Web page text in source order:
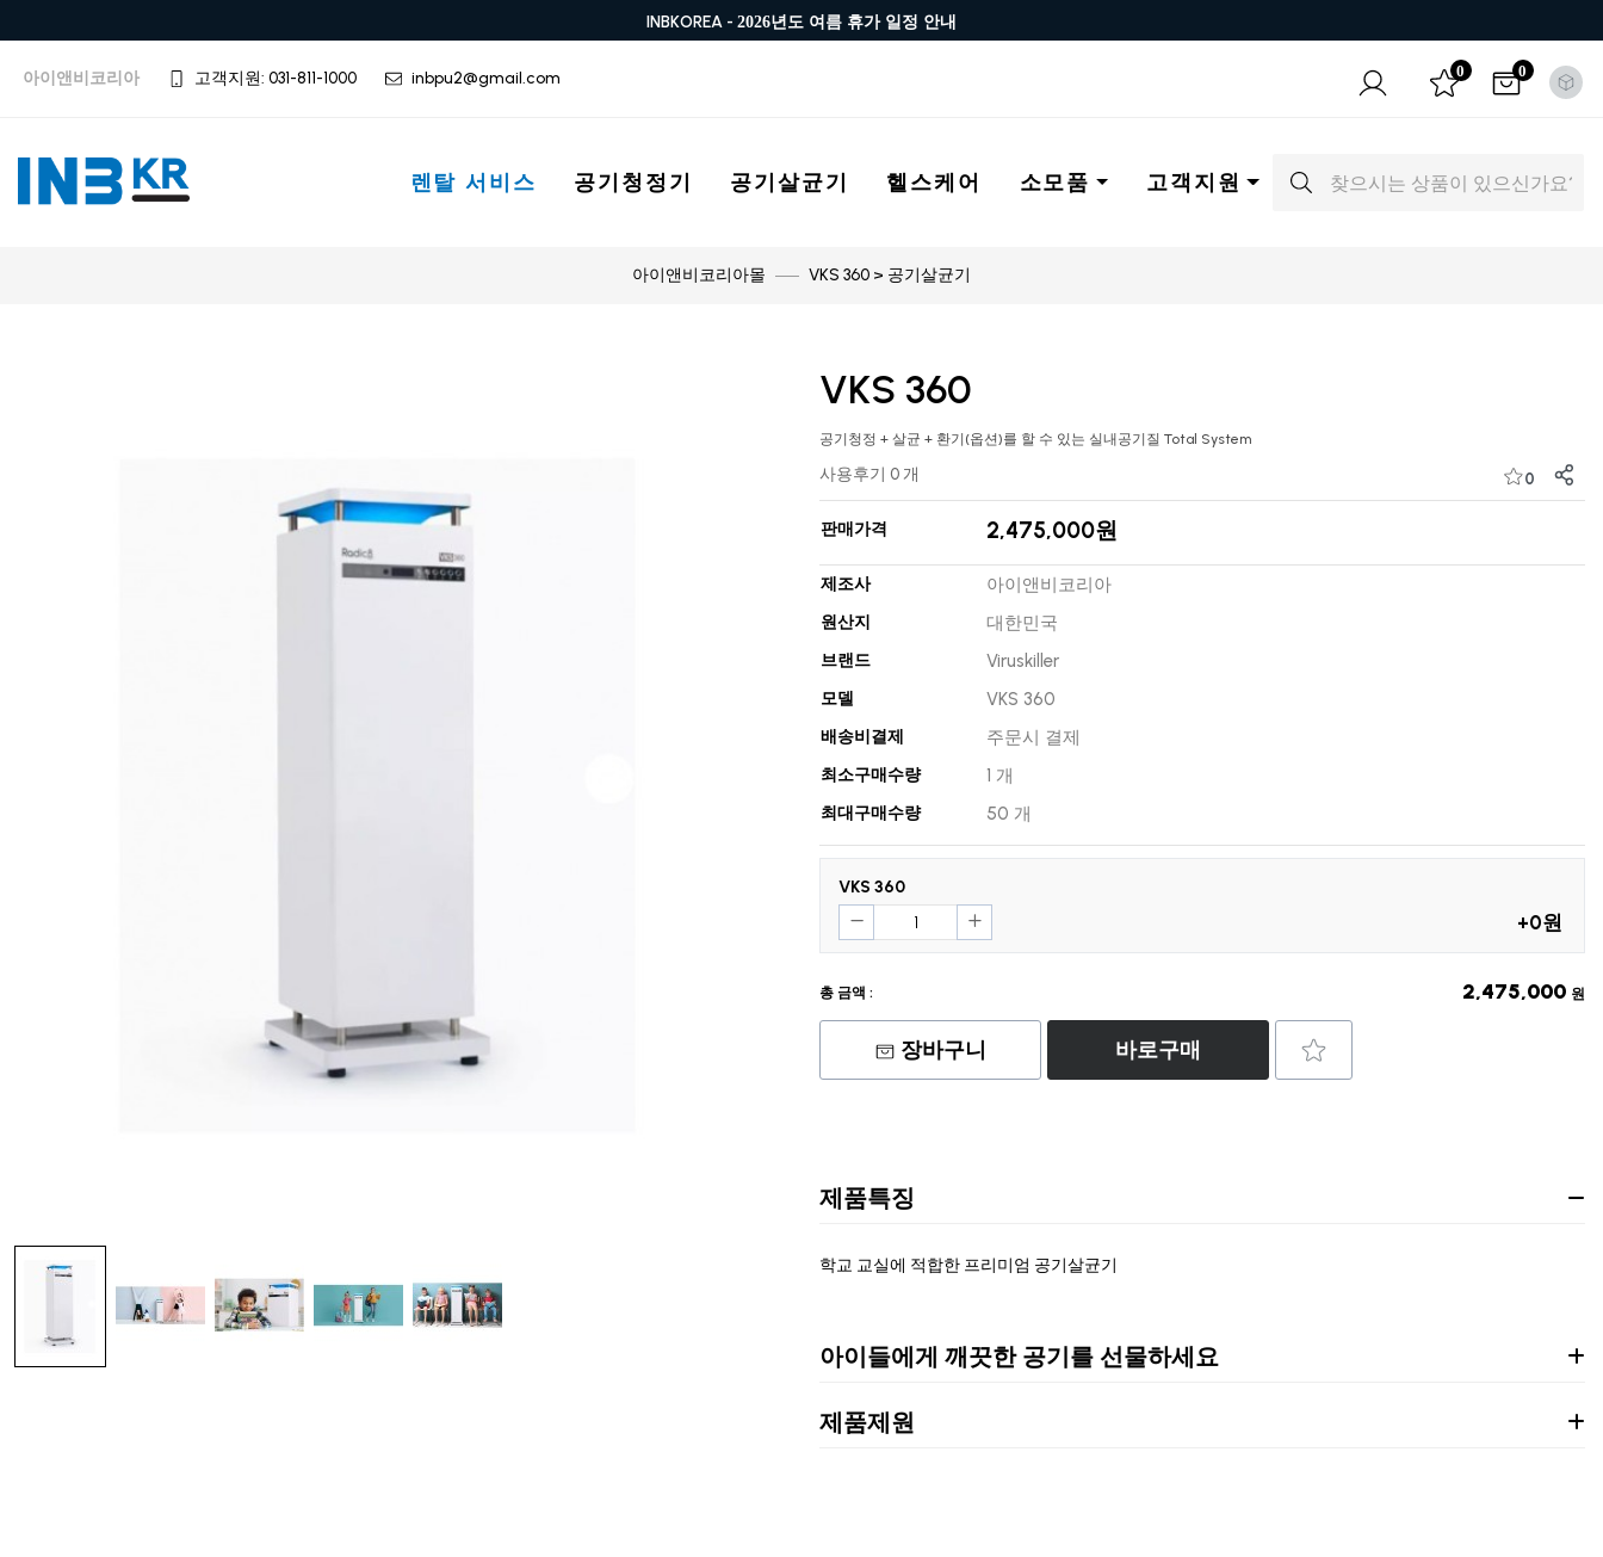
INBKOREA - 2026년도 여름 휴가 일정 안내
아이앤비코리아 고객지원: 031-811-1000 inbpu2@gmail.com 0 0
렌탈 서비스 공기청정기 공기살균기 헬스케어 소모품 고객지원
아이앤비코리아몰 VKS 360 > 공기살균기
VKS 360
공기청정 + 살균 + 환기(옵션)를 할 수 있는 실내공기질 Total System
사용후기 0 개 0
판매가격 2,475,000원
제조사 아이앤비코리아
원산지 대한민국
브랜드 Viruskiller
모델 VKS 360
배송비결제 주문시 결제
최소구매수량 1 개
최대구매수량 50 개
VKS 360
+0원
총 금액 : 2,475,000 원
장바구니 바로구매
제품특징
학교 교실에 적합한 프리미엄 공기살균기
아이들에게 깨끗한 공기를 선물하세요
제품제원